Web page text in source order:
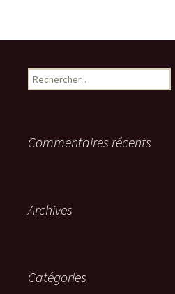
Rechercher :
Commentaires récents
Archives
Catégories